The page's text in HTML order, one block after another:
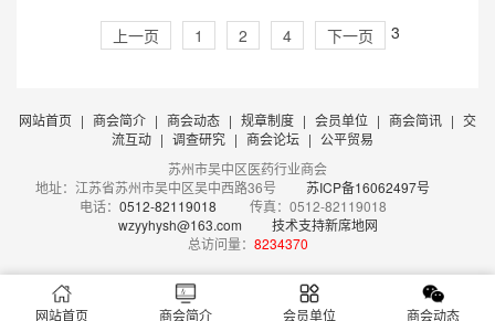
上一页 1 2 3
4 下一页
网站首页 | 商会简介 | 商会动态 | 规章制度 | 会员单位 | 商会简讯 | 交
流互动 | 调查研究 | 商会论坛 | 公平贸易
苏州市吴中区医药行业商会
地址：江苏省苏州市吴中区吴中西路36号
苏ICP备16062497号
电话： 0512-82119018 传真：0512-82119018
wzyyhysh@163.com
技术支持新席地网
总访问量： 8234370
网站首页 商会简介 会员单位 商会动态